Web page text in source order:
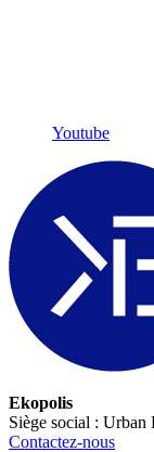
Youtube
Ekopolis
Siège social : Urban
Contactez-nous